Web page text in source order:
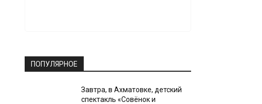
ПОПУЛЯРНОЕ
Завтра, в Ахматовке, детский
спектакль «Совёнок и